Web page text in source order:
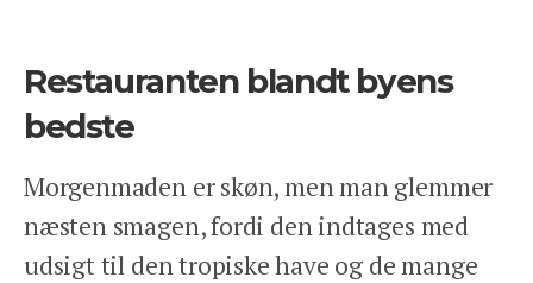
Restauranten blandt byens
bedste
Morgenmaden er skøn, men man glemmer
næsten smagen, fordi den indtages med
udsigt til den tropiske have og de mange